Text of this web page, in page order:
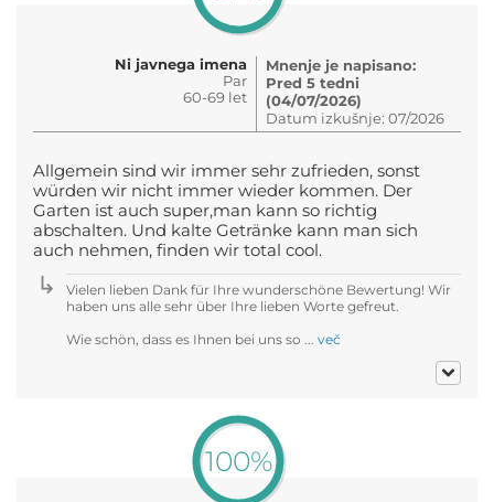
Ni javnega imena
Par
60-69 let
Mnenje je napisano:
Pred 5 tedni
(04/07/2026)
Datum izkušnje: 07/2026
Allgemein sind wir immer sehr zufrieden, sonst
würden wir nicht immer wieder kommen. Der
Garten ist auch super,man kann so richtig
abschalten. Und kalte Getränke kann man sich
auch nehmen, finden wir total cool.
Vielen lieben Dank für Ihre wunderschöne Bewertung! Wir
haben uns alle sehr über Ihre lieben Worte gefreut.
Wie schön, dass es Ihnen bei uns so ... več
100%